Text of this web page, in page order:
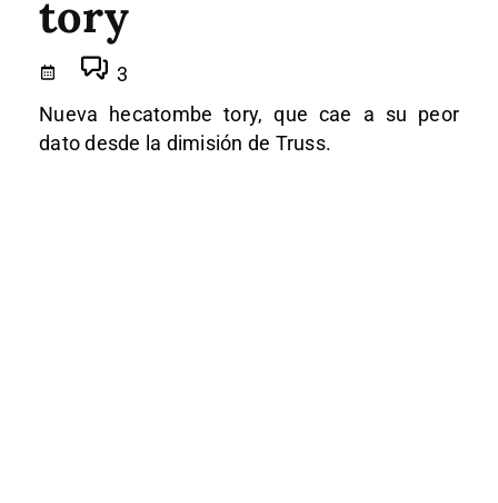
tory
3
Nueva hecatombe tory, que cae a su peor
dato desde la dimisión de Truss.